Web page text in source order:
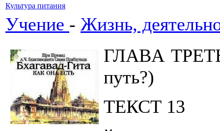
Культура питания
Учение - Жизнь,
ГЛAВA
путь?)
ТЕКСТ 13